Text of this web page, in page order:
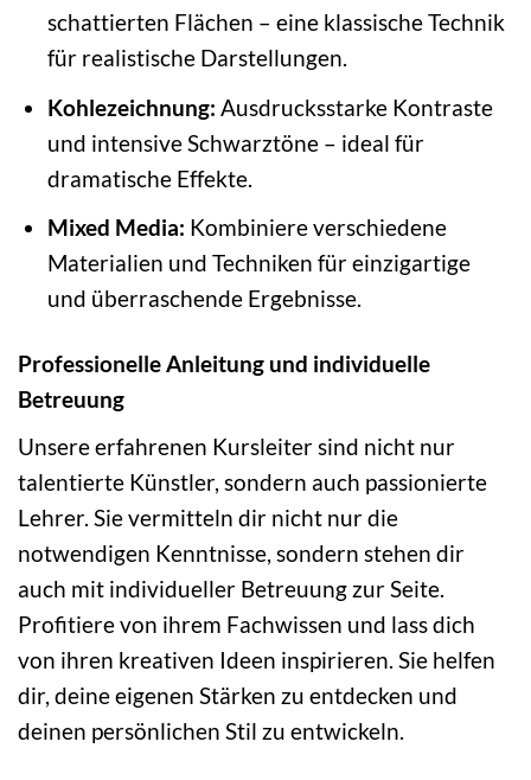
schattierten Flächen – eine klassische Technik
für realistische Darstellungen.
Kohlezeichnung: Ausdrucksstarke Kontraste
und intensive Schwarztöne – ideal für
dramatische Effekte.
Mixed Media: Kombiniere verschiedene
Materialien und Techniken für einzigartige
und überraschende Ergebnisse.
Professionelle Anleitung und individuelle
Betreuung
Unsere erfahrenen Kursleiter sind nicht nur
talentierte Künstler, sondern auch passionierte
Lehrer. Sie vermitteln dir nicht nur die
notwendigen Kenntnisse, sondern stehen dir
auch mit individueller Betreuung zur Seite.
Profitiere von ihrem Fachwissen und lass dich
von ihren kreativen Ideen inspirieren. Sie helfen
dir, deine eigenen Stärken zu entdecken und
deinen persönlichen Stil zu entwickeln.